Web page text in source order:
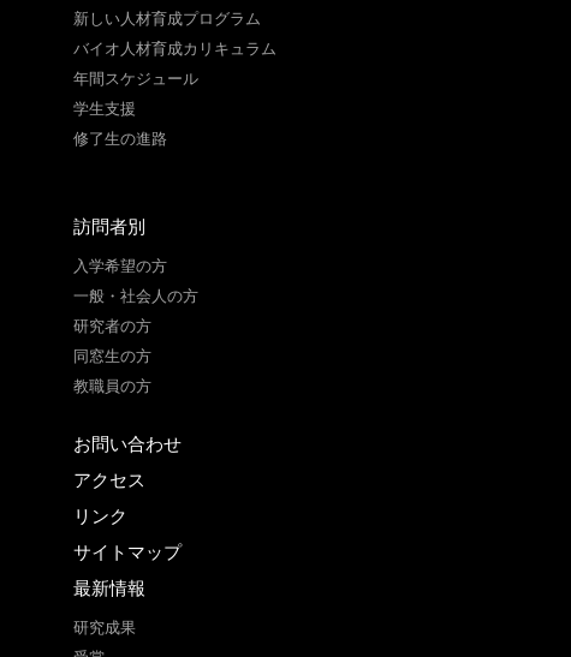
新しい人材育成プログラム
バイオ人材育成カリキュラム
年間スケジュール
学生支援
修了生の進路
訪問者別
入学希望の方
一般・社会人の方
研究者の方
同窓生の方
教職員の方
お問い合わせ
アクセス
リンク
サイトマップ
最新情報
研究成果